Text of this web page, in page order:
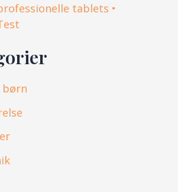
tablets •
børn